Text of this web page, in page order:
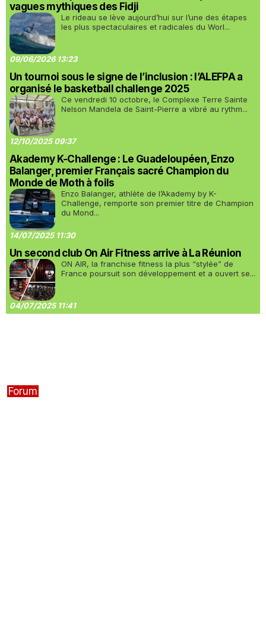
vagues mythiques des Fidji
Le rideau se lève aujourd’hui sur l’une des étapes
les plus spectaculaires et radicales du Worl...
09/06/2026 13:23
Un tournoi sous le signe de l’inclusion : l’ALEFPA a
organisé le basketball challenge 2025
Ce vendredi 10 octobre, le Complexe Terre Sainte
Nelson Mandela de Saint-Pierre a vibré au rythm...
12/10/2025 09:37
Akademy K-Challenge : Le Guadeloupéen, Enzo
Balanger, premier Français sacré Champion du
Monde de Moth à foils
Enzo Balanger, athlète de l’Akademy by K-
Challenge, remporte son premier titre de Champion
du Mond...
14/07/2025 11:30
Un second club On Air Fitness arrive à La Réunion
ON AIR, la franchise fitness la plus “stylée” de
France poursuit son développement et a ouvert se...
04/07/2025 11:41
Forum